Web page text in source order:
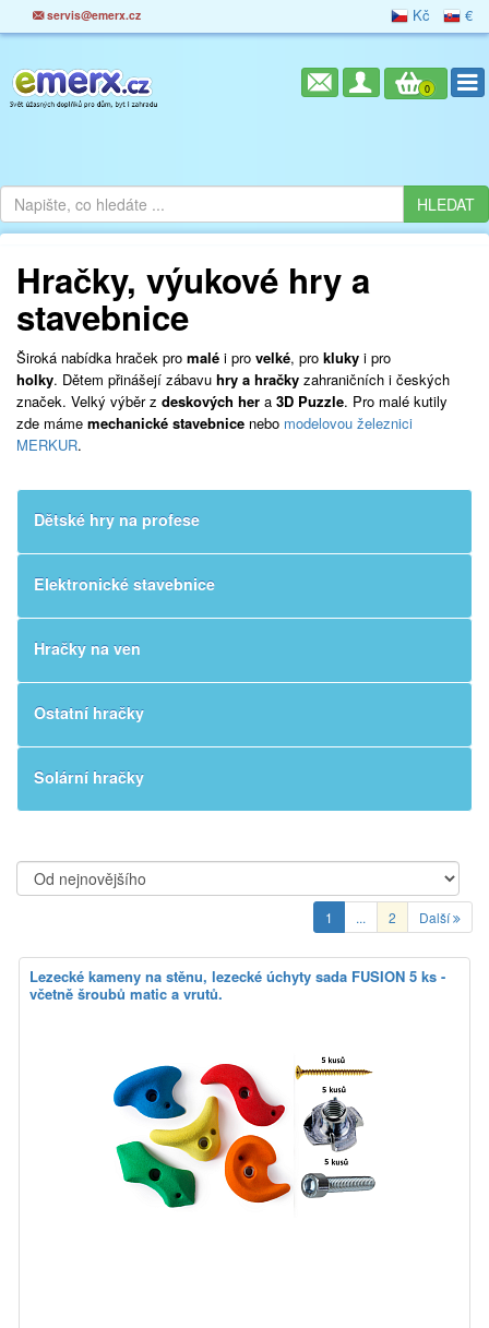
servis@emerx.cz Kč €
0
Hračky, výukové hry a
stavebnice
Široká nabídka hraček pro malé i pro velké, pro kluky i pro
holky. Dětem přinášejí zábavu hry a hračky zahraničních i českých
značek. Velký výběr z deskových her a 3D Puzzle. Pro malé kutily
zde máme mechanické stavebnice nebo modelovou železnici
MERKUR.
Dětské hry na profese
Elektronické stavebnice
Hračky na ven
Ostatní hračky
Solární hračky
1 ... 2 Další
Lezecké kameny na stěnu, lezecké úchyty sada FUSION 5 ks -
včetně šroubů matic a vrutů.